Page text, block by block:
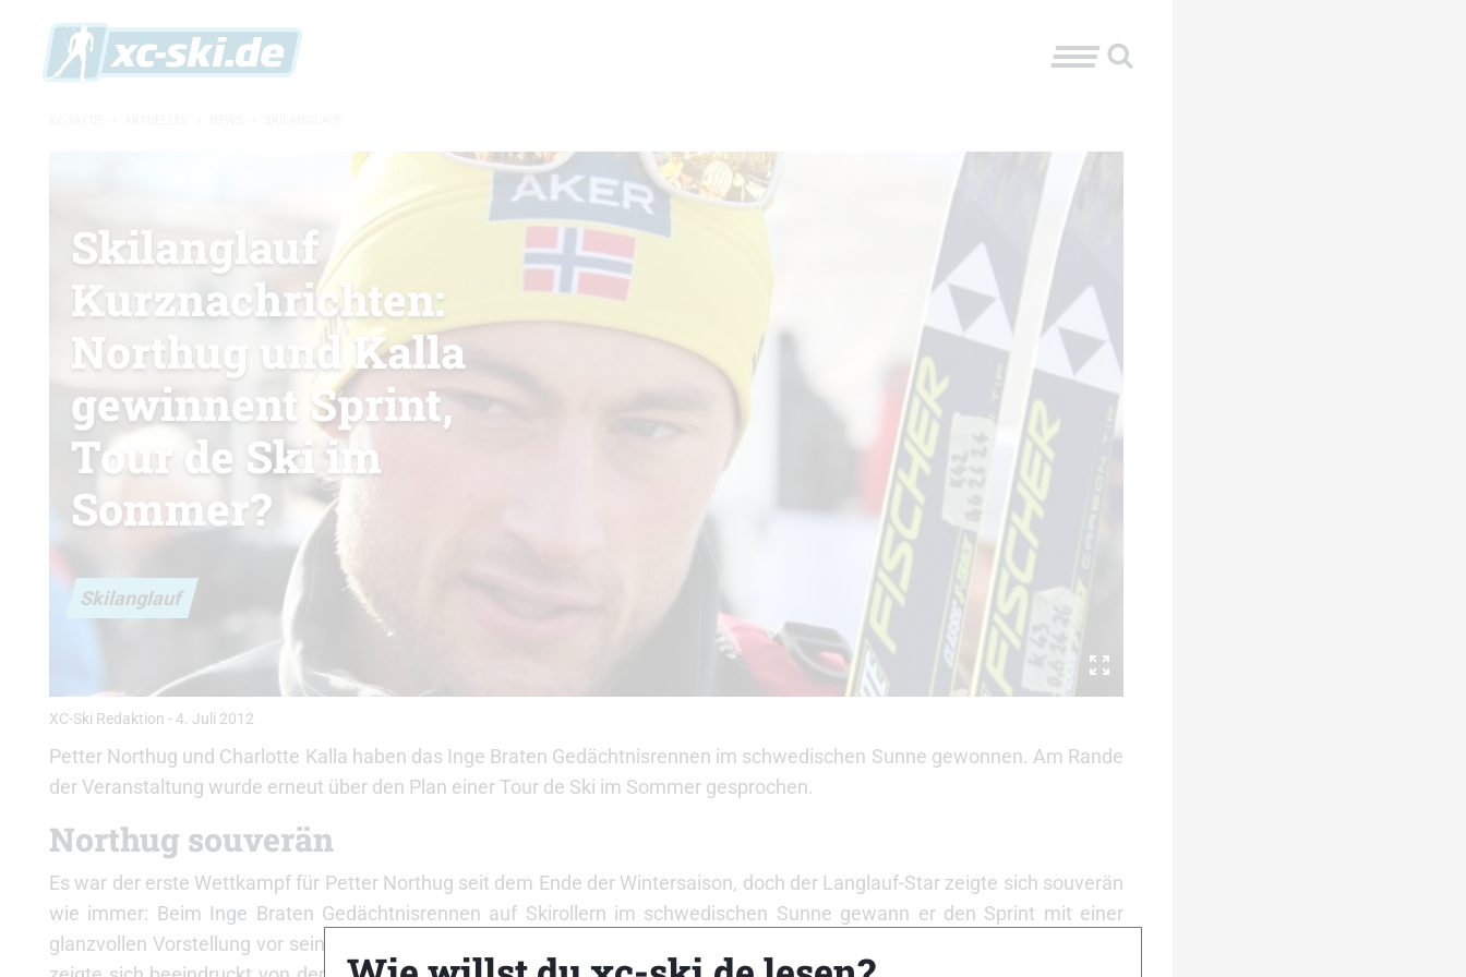
Skilanglauf
Skilanglauf
Kurznachrichten:
Northug und Kalla
gewinnent Sprint,
Tour de Ski im
Sommer?
XC-Ski Redaktion -4. Juli 2012
Petter Northug und Charlotte Kalla haben das Inge Braten Gedächtnisrennen im schwedischen Sunne gewonnen. Am Rande
der Veranstaltung wurde erneut über den Plan einer Tour de Ski im Sommer gesprochen.
Northug souverän
Es war der erste Wettkampf für Petter Northug seit dem Ende der Wintersaison, doch der Langlauf-Star zeigte sich souverän
wie immer: Beim Inge Braten Gedächtnisrennen auf Skirollern im schwedischen Sunne gewann er den Sprint mit einer
glanzvollen Vorstellung vor seinen Landsmännern Ragnar B. Andresen und Tord Asle Gjerdalen. Rollski-Spezialist Andresen